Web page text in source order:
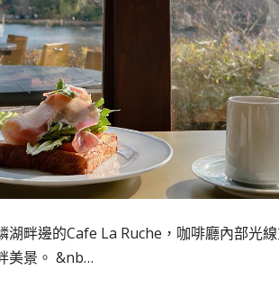
畔邊的Cafe La Ruche，咖啡廳內部光
美景。 &nb…